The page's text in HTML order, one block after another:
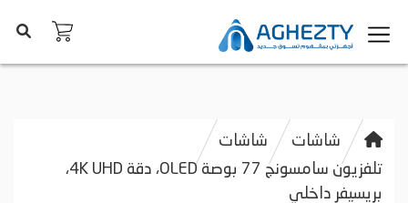
شاشات
شاشات
تلفزيون سامسونج 77 بوصة OLED، دقة 4K UHD،
بريسيفر داخلي